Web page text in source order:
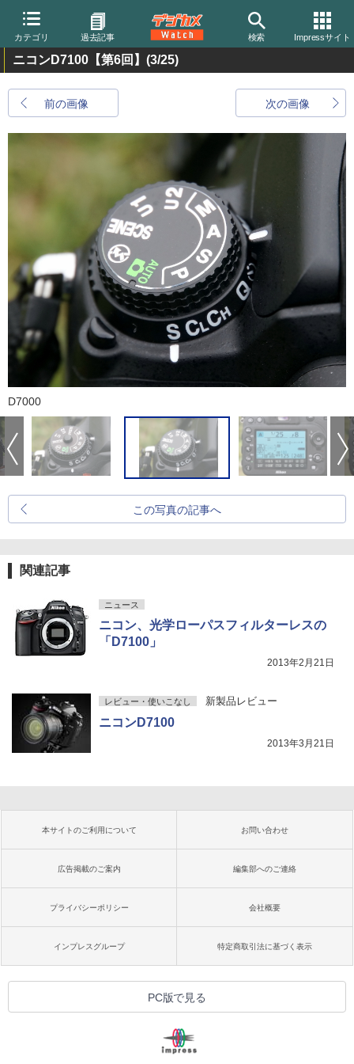
カテゴリ 過去記事 検索 Impressサイト
ニコンD7100【第6回】 (3/25)
前の画像 次の画像
D7000
この写真の記事へ
関連記事
ニュース
ニコン、光学ローパスフィルターレスの
「D7100」
2013年2月21日
レビュー・使いこなし 新製品レビュー
ニコンD7100
2013年3月21日
本サイトのご利用について お問い合わせ
広告掲載のご案内 編集部へのご連絡
プライバシーポリシー 会社概要
インプレスグループ 特定商取引法に基づく表示
PC版で見る